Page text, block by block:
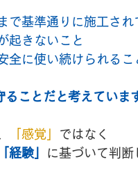
で基準通りに施工され
起きないこと
全に使い続けられるこ
ることだと考えていま
「感覚」
ではなく
経験」
に基づいて判